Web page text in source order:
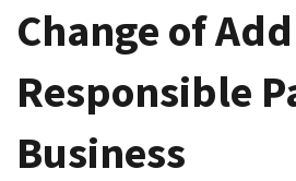
Change of
Responsible
Business